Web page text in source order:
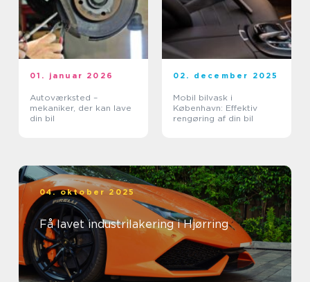
01. januar 2026
Autoværksted –
mekaniker, der kan lave
din bil
02. december 2025
Mobil bilvask i
København: Effektiv
rengøring af din bil
04. oktober 2025
Få lavet industrilakering i Hjørring